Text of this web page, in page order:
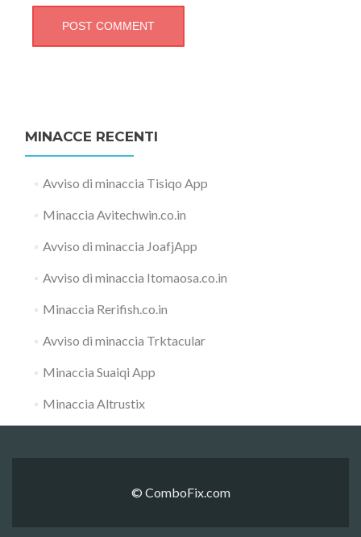
MINACCE RECENTI
Avviso di minaccia Tisiqo App
Minaccia Avitechwin.co.in
Avviso di minaccia JoafjApp
Avviso di minaccia Itomaosa.co.in
Minaccia Rerifish.co.in
Avviso di minaccia Trktacular
Minaccia Suaiqi App
Minaccia Altrustix
© ComboFix.com